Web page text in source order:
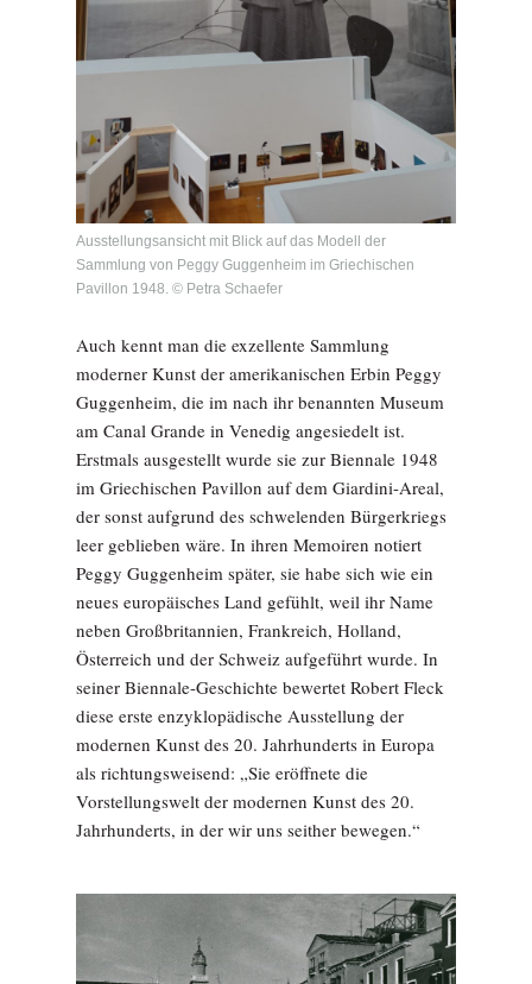
Ausstellungsansicht mit Blick auf das Modell der
Sammlung von Peggy Guggenheim im Griechischen
Pavillon 1948. © Petra Schaefer
Auch kennt man die exzellente Sammlung
moderner Kunst der amerikanischen Erbin Peggy
Guggenheim, die im nach ihr benannten Museum
am Canal Grande in Venedig angesiedelt ist.
Erstmals ausgestellt wurde sie zur Biennale 1948
im Griechischen Pavillon auf dem Giardini-Areal,
der sonst aufgrund des schwelenden Bürgerkriegs
leer geblieben wäre. In ihren Memoiren notiert
Peggy Guggenheim später, sie habe sich wie ein
neues europäisches Land gefühlt, weil ihr Name
neben Großbritannien, Frankreich, Holland,
Österreich und der Schweiz aufgeführt wurde. In
seiner Biennale-Geschichte bewertet Robert Fleck
diese erste enzyklopädische Ausstellung der
modernen Kunst des 20. Jahrhunderts in Europa
als richtungsweisend: „Sie eröffnete die
Vorstellungswelt der modernen Kunst des 20.
Jahrhunderts, in der wir uns seither bewegen.“